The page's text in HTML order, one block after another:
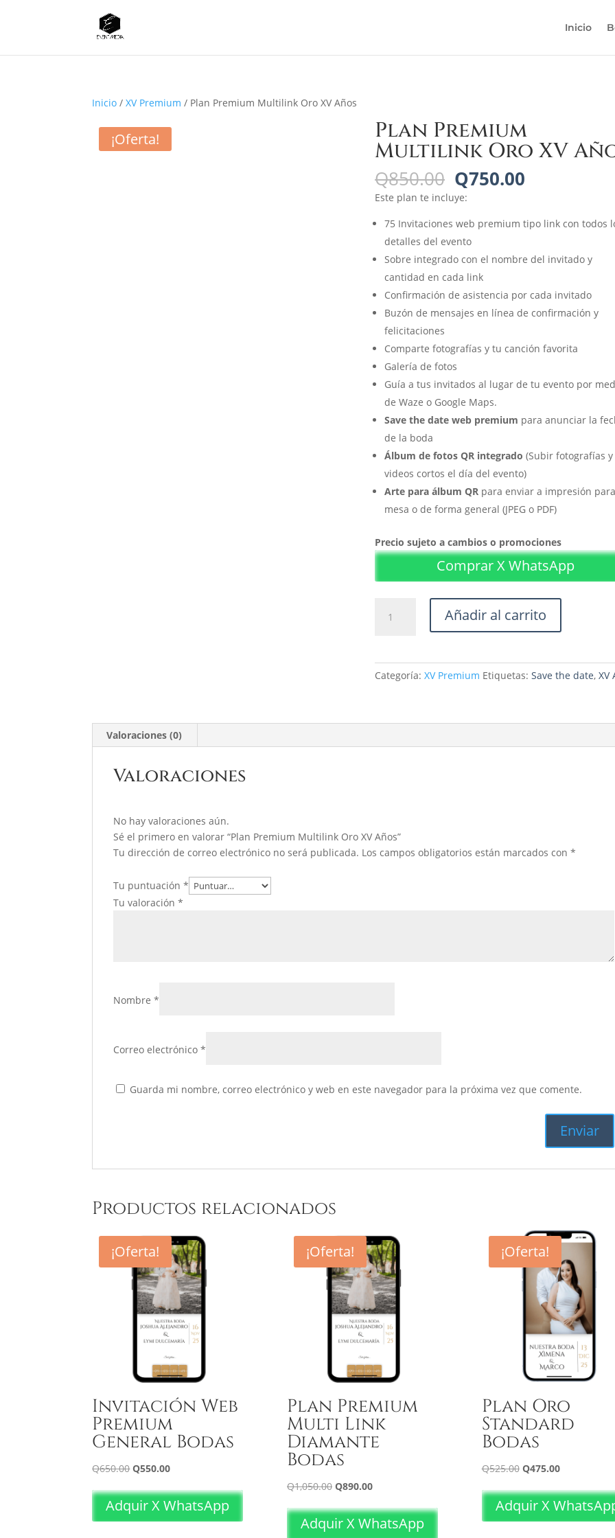
Inicio
Inicio /XV Premium / Plan Premium Multilink Oro XV Años
¡Oferta! Plan Premium
Multilink Oro XV
Q850.00 El
precio
original
era:
Q850.00.
Q750.00
es:
Este plan te incluye:
75 Invitaciones web premium tipo link con todos
detalles del evento
Sobre integrado con el nombre del invitado y
cantidad en cada link
Confirmación de asistencia por cada invitado
Buzón de mensajes en línea de confirmación y
felicitaciones
Comparte fotografías y tu canción favorita
Galería de fotos
Guía a tus invitados al lugar de tu evento por
de Waze o Google Maps.
Save the date web premium para anunciar la
de la boda
Álbum de fotos QR integrado (Subir fotografías y
videos cortos el día del evento)
Arte para álbum QR para enviar a impresión
mesa o de forma general (JPEG o PDF)
Precio sujeto a cambios o promociones
Comprar X WhatsApp
Premium
Años
Añadir al carrito
Categoría:XV Premium Etiquetas:Save the date,XV
Valoraciones (0)
Valoraciones
No hay valoraciones aún.
Sé el primero en valorar “Plan Premium Multilink Oro XV Años”
Tu dirección de correo electrónico no será publicada. Los campos obligatorios están marcados con*
Tu puntuación*
Tu valoración*
Nombre*
Correo electrónico*
Guarda mi nombre, correo electrónico y web en este navegador para la próxima vez que comente.
Productos relacionados
¡Oferta!
Invitación Web
Premium
General Bodas
Q650.00El
original
Q550.00El
actual
Adquir X WhatsApp
¡Oferta!
Plan Premium
Multi Link
Diamante
Bodas
Q1,050.00 El
original
Q890.00El
actual
Adquir X WhatsApp
¡Oferta!
Plan Oro
Standard
Bodas
Q525.00 El
original
Q475.00El
actual
Adquir X